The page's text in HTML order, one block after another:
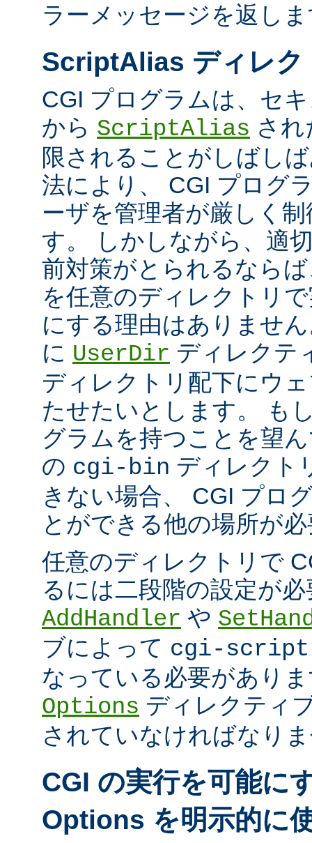
ラーメッセージを返し
ScriptAlias ディレク
CGI プログラムは、セ
から ScriptAlias さ
限されることがしばし
法により、 CGI プログ
ーザを管理者が厳しく
す。 しかしながら、適
前対策がとられるなら
を任意のディレクトリ
にする理由はありませ
に UserDir ディレクテ
ディレクトリ配下にウ
たせたいとします。 も
グラムを持つことを望
の cgi-bin ディレクト
きない場合、 CGI プロ
とができる他の場所が
任意のディレクトリで
るには二段階の設定が
AddHandler や
ブによって cgi-script
なっている必要があり
Options ディレクティ
されていなければなり
CGI の実行を可能に
Options を明示的に